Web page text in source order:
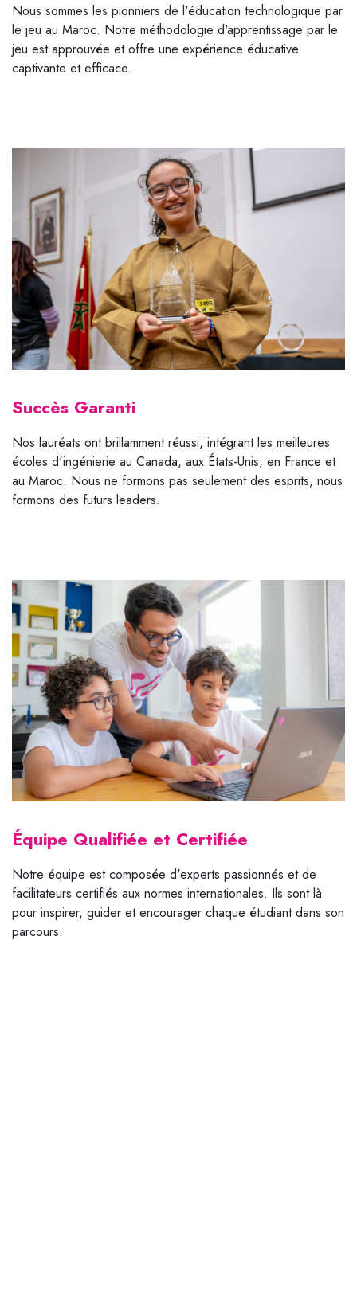
Nous sommes les pionniers de l'éducation technologique par
le jeu au Maroc. Notre méthodologie d'apprentissage par le
jeu est approuvée et offre une expérience éducative
captivante et efficace.
Succès Garanti
Nos lauréats ont brillamment réussi, intégrant les meilleures
écoles d'ingénierie au Canada, aux États-Unis, en France et
au Maroc. Nous ne formons pas seulement des esprits, nous
formons des futurs leaders.
Équipe Qualifiée et Certifiée
Notre équipe est composée d'experts passionnés et de
facilitateurs certifiés aux normes internationales. Ils sont là
pour inspirer, guider et encourager chaque étudiant dans son
parcours.